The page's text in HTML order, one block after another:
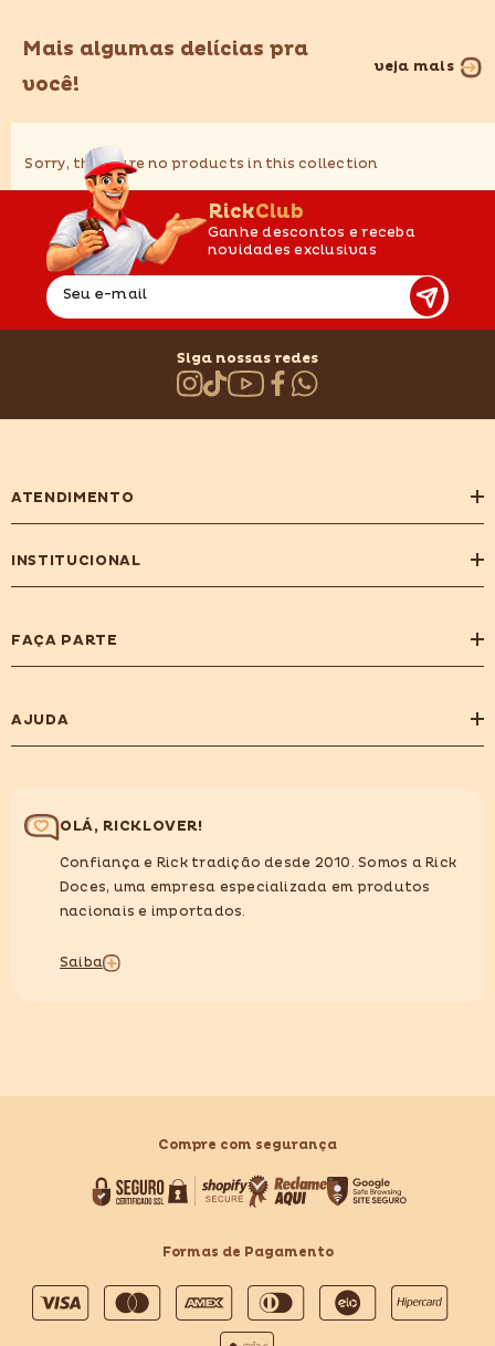
Mais algumas delícias pra
você!
veja mais
Sorry, there are no products in this collection
RickClub
Ganhe descontos e receba
novidades exclusivas
Seu e-mail
Siga nossas redes
ATENDIMENTO
INSTITUCIONAL
FAÇA PARTE
AJUDA
OLÁ, RICKLOVER!
Confiança e Rick tradição desde 2010. Somos a Rick
Doces, uma empresa especializada em produtos
nacionais e importados.
Saiba
Compre com segurança
Formas de Pagamento
Formas